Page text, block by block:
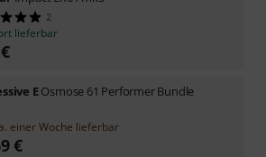
2
lieferbar
€
EOsmose 61 Performer Bundle
einer Woche lieferbar
€